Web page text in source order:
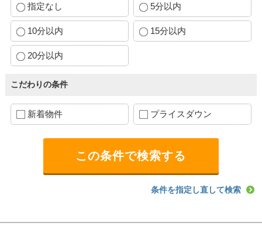
指定なし 5分以内
10分以内 15分以内
20分以内
こだわりの条件
新着物件 プライスダウン
条件を指定し直して検索